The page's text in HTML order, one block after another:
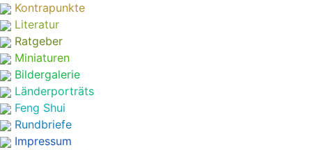
Kontrapunkte
Literatur
Ratgeber
Miniaturen
Bildergalerie
Länderporträts
Feng Shui
Rundbriefe
Impressum